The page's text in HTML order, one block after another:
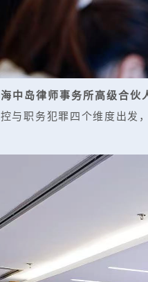
海中岛律师事务所高级合伙
与职务犯罪四个维度出发